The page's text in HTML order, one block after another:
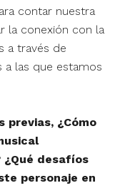
contar nuestra
la conexión con la
a través de
a las que estamos
previas, ¿Cómo
¿Qué desafíos
personaje en